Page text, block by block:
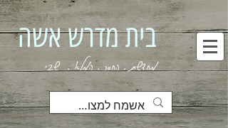
בית מדרש אשה
מחדשת . החסר . המלא . שבי